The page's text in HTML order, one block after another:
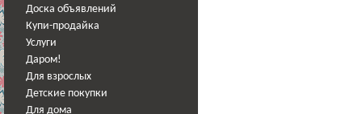
Доска объявлений
Купи-продайка
Услуги
Даром!
Для взрослых
Детские покупки
Для дома